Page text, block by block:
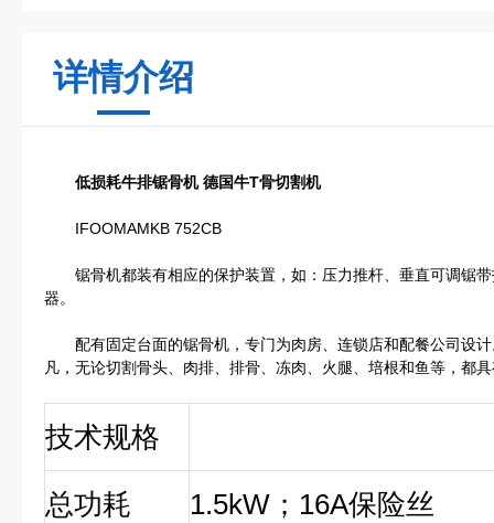
详情介绍
低损耗牛排锯骨机 德国牛T骨切割机
IFOOMAMKB 752CB
锯骨机都装有相应的保护装置，如：压力推杆、垂直可调锯带
器。
配有固定台面的锯骨机，专门为肉房、连锁店和配餐公司设计
凡，无论切割骨头、肉排、排骨、冻肉、火腿、培根和鱼等，都
技术规格
总功耗 1.5kW ；16A保险丝